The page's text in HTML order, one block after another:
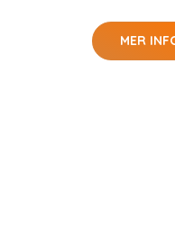
MER